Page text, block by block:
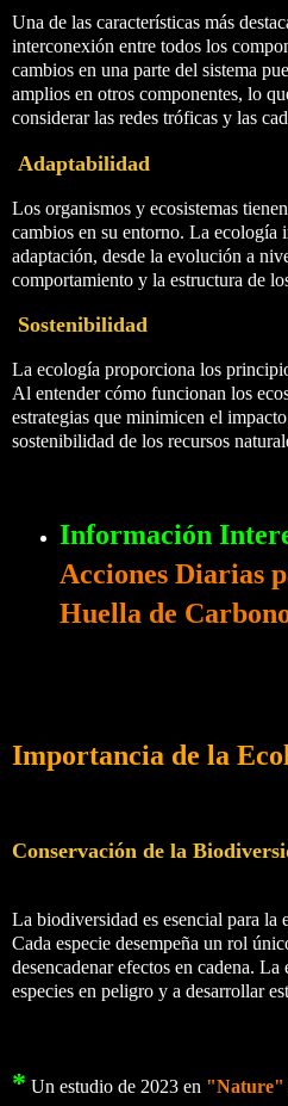
Una de las características más
interconexión entre todos los
cambios en una parte del sistema
amplios en otros componentes, lo
considerar las redes tróficas y las
Adaptabilidad
Los organismos y ecosistemas
cambios en su entorno. La ecología
adaptación, desde la evolución a
comportamiento y la estructura de
Sostenibilidad
La ecología proporciona los
Al entender cómo funcionan los
estrategias que minimicen el
sostenibilidad de los recursos
Información
Acciones Diarias
Huella de
Importancia de la
Conservación de la
La biodiversidad es esencial para la
Cada especie desempeña un rol
desencadenar efectos en cadena.
especies en peligro y a desarrollar
* Un estudio de 2023 en "Nature"